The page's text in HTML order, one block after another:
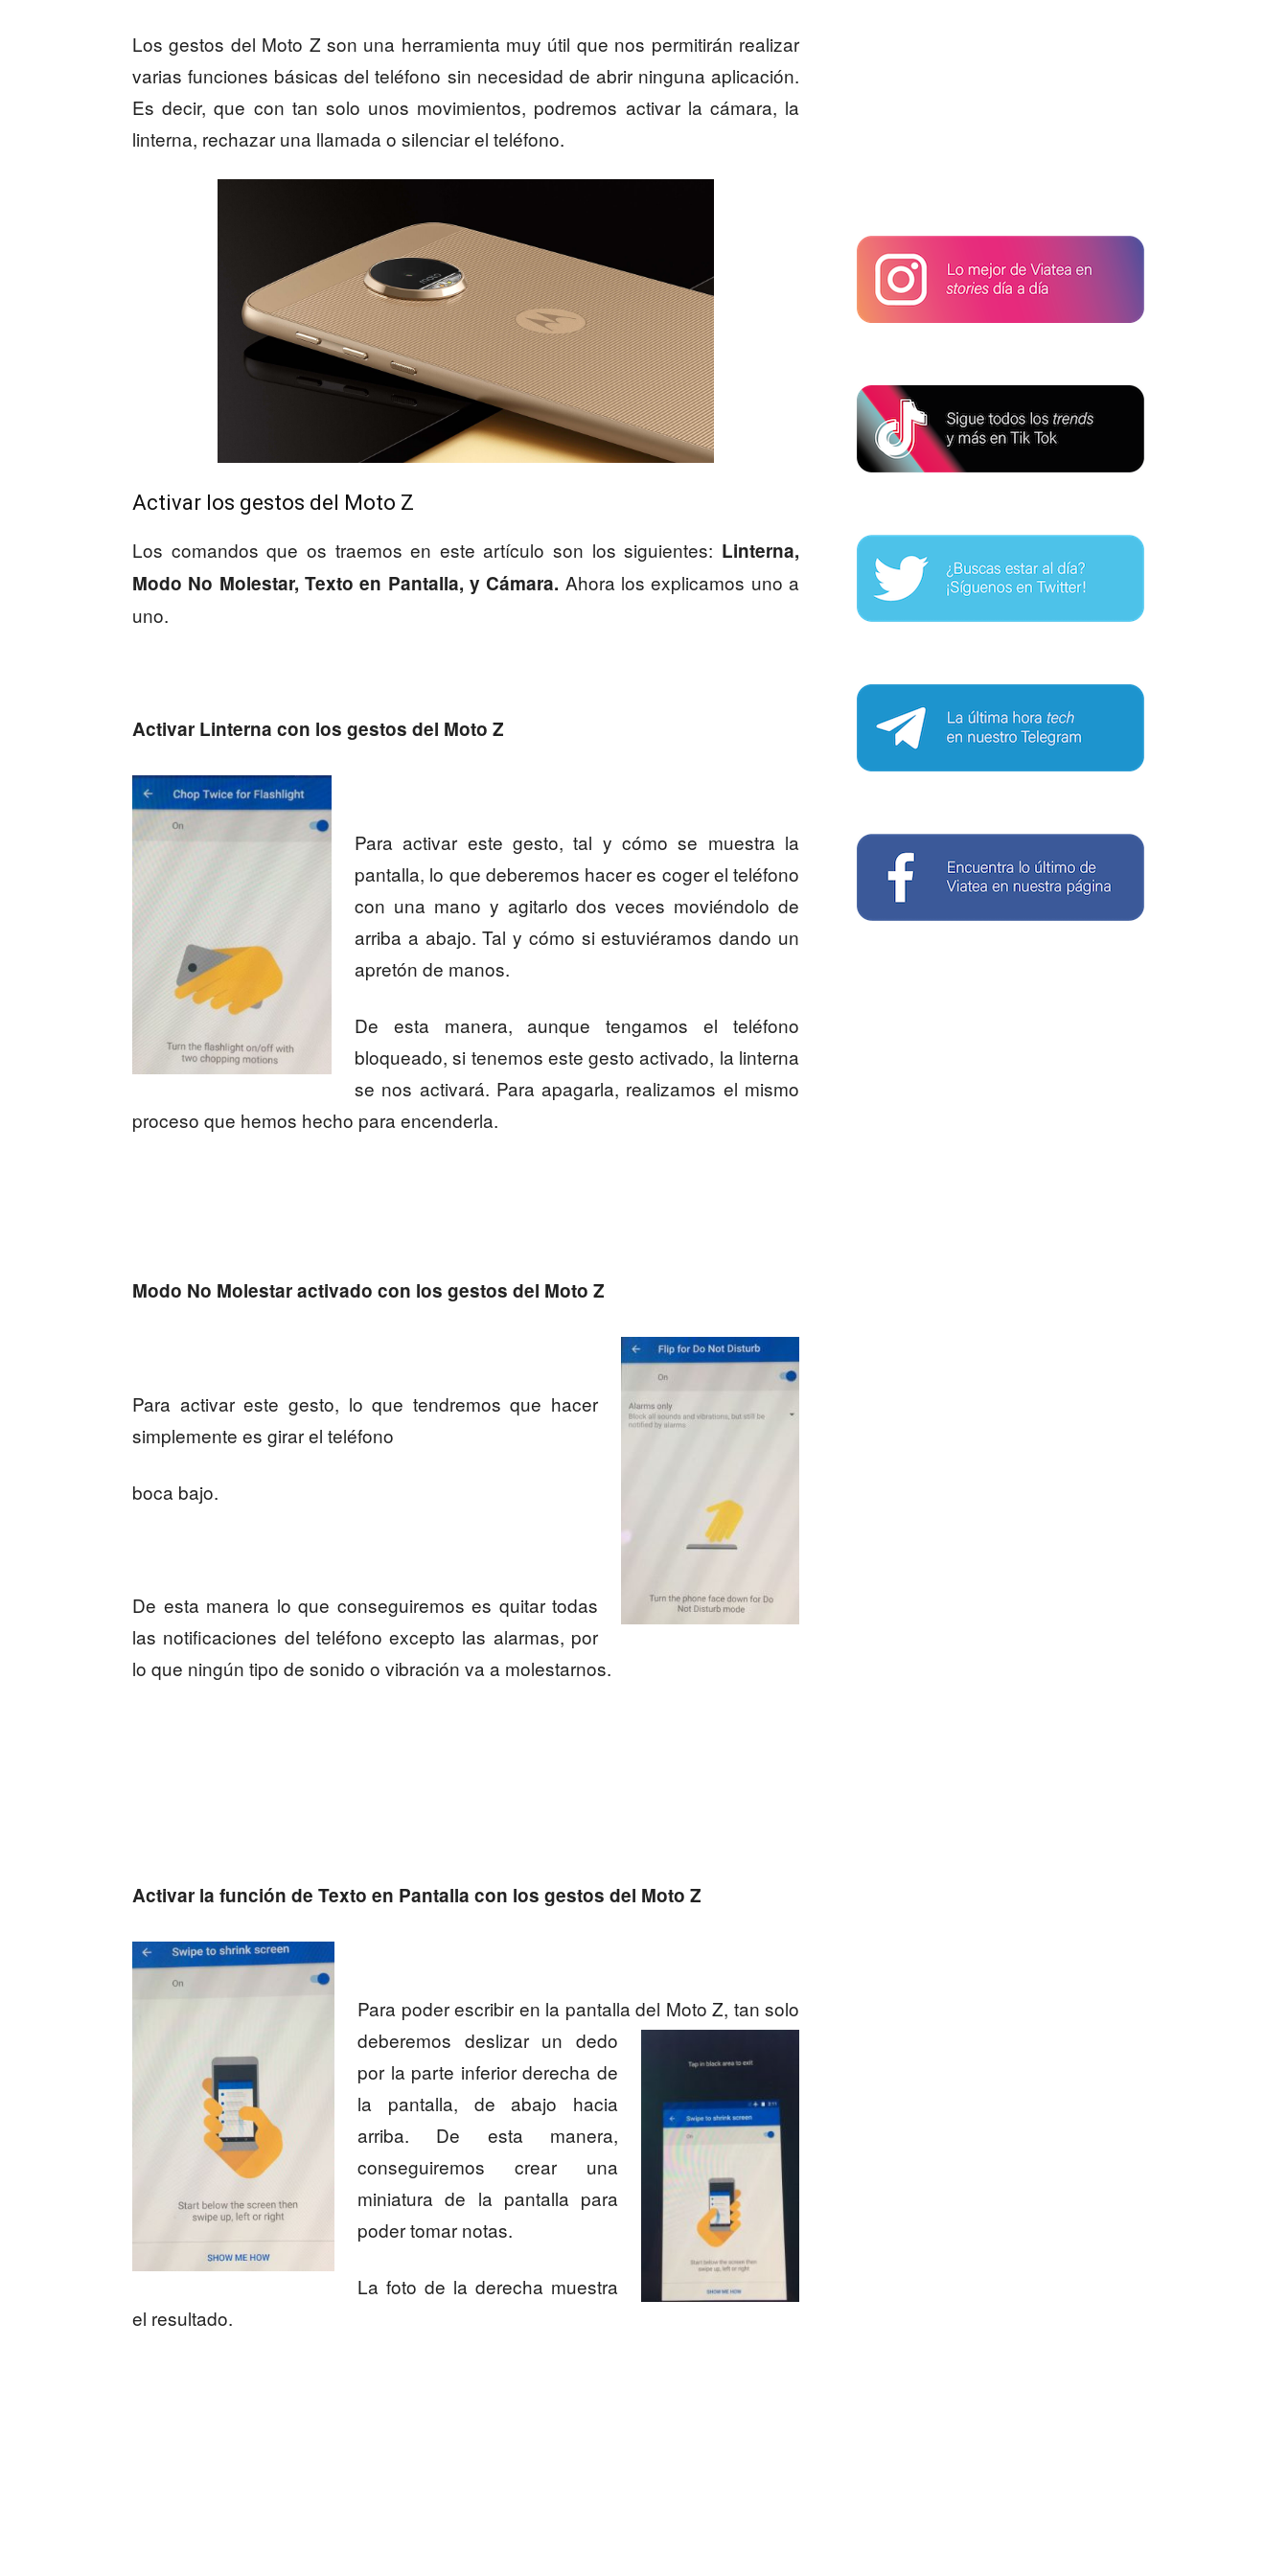
Los gestos del Moto Z son una herramienta muy útil que nos permitirán realizar
varias funciones básicas del teléfono sin necesidad de abrir ninguna aplicación.
Es decir, que con tan solo unos movimientos, podremos activar la cámara, la
linterna, rechazar una llamada o silenciar el teléfono.
Activar los gestos del Moto Z
Los comandos que os traemos en este artículo son los siguientes: Linterna,
Modo No Molestar, Texto en Pantalla, y Cámara. Ahora los explicamos uno a
uno.
Activar Linterna con los gestos del Moto Z
Para activar este gesto, tal y cómo se muestra la
pantalla, lo que deberemos hacer es coger el teléfono
con una mano y agitarlo dos veces moviéndolo de
arriba a abajo. Tal y cómo si estuviéramos dando un
apretón de manos.
De esta manera, aunque tengamos el teléfono
bloqueado, si tenemos este gesto activado, la linterna
se nos activará. Para apagarla, realizamos el mismo
proceso que hemos hecho para encenderla.
Modo No Molestar activado con los gestos del Moto Z
Para activar este gesto, lo que tendremos que hacer
simplemente es girar el teléfono
boca bajo.
De esta manera lo que conseguiremos es quitar todas
las notificaciones del teléfono excepto las alarmas, por
lo que ningún tipo de sonido o vibración va a molestarnos.
Activar la función de Texto en Pantalla con los gestos del Moto Z
Para poder escribir en la pantalla del Moto Z, tan solo
deberemos deslizar un dedo
por la parte inferior derecha de
la pantalla, de abajo hacia
arriba. De esta manera,
conseguiremos crear una
miniatura de la pantalla para
poder tomar notas.
La foto de la derecha muestra
el resultado.